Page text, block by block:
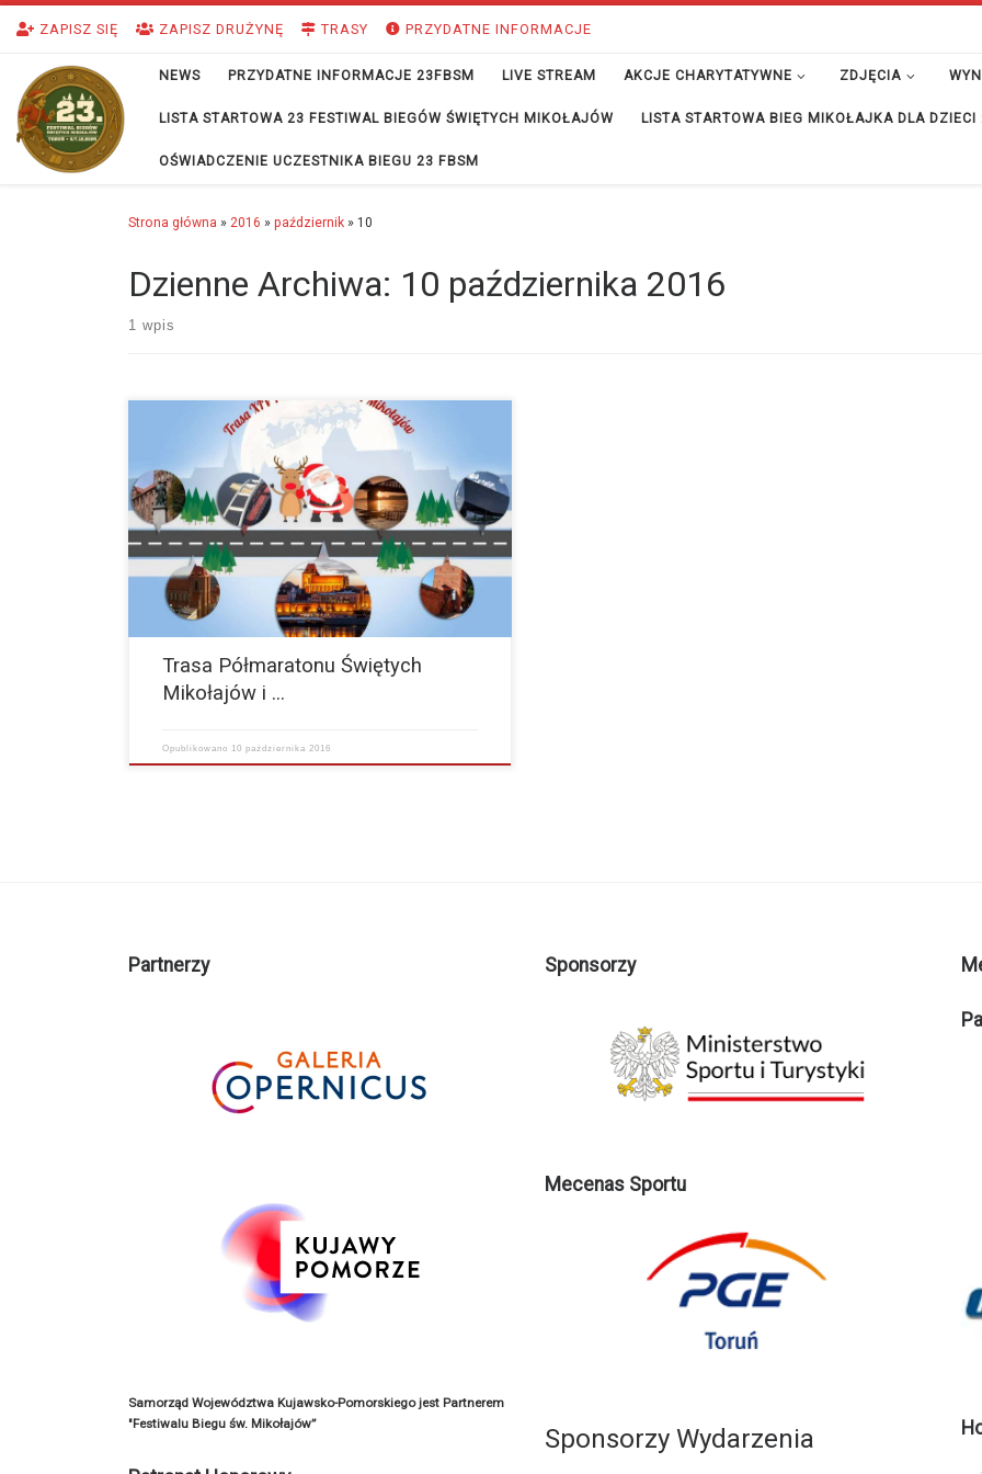
Przejdź do treści
ZAPISZ SIĘ ZAPISZ DRUŻYNĘ TRASY PRZYDATNE INFORMACJE
NEWS PRZYDATNE INFORMACJE 23FBSM LIVE STREAM AKCJE CHARYTATYWNE ZDJĘCIA
LISTA STARTOWA 23 FESTIWAL BIEGÓW ŚWIĘTYCH MIKOŁAJÓW LISTA STARTOWA BIEG MIKOŁAJKA DLA
OŚWIADCZENIE UCZESTNIKA BIEGU 23 FBSM
Strona główna » 2016 » październik » 10
Dzienne Archiwa: 10 października 2016
1 wpis
Drodzy Biegacze! W tym roku trasa Półmaratonu Świętych
Mikołajów i 10 km przebiegać będzie drogami i ścieżkami
pieszo-rowerowymi po Toruniu. Start tradycyjnie odbędzie
się pod…więcej
Trasa Półmaratonu Świętych
Mikołajów i …
Opublikowano 10 października 2016
Partnerzy
Samorząd Województwa Kujawsko-Pomorskiego jest Partnerem
"Festiwalu Biegu św. Mikołajów”
Sponsorzy
Mecenas Sportu
Sponsorzy Wydarzenia